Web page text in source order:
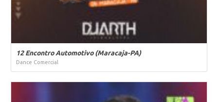
12 Encontro Automotivo (Maracaja-PA)
Dance Comercial